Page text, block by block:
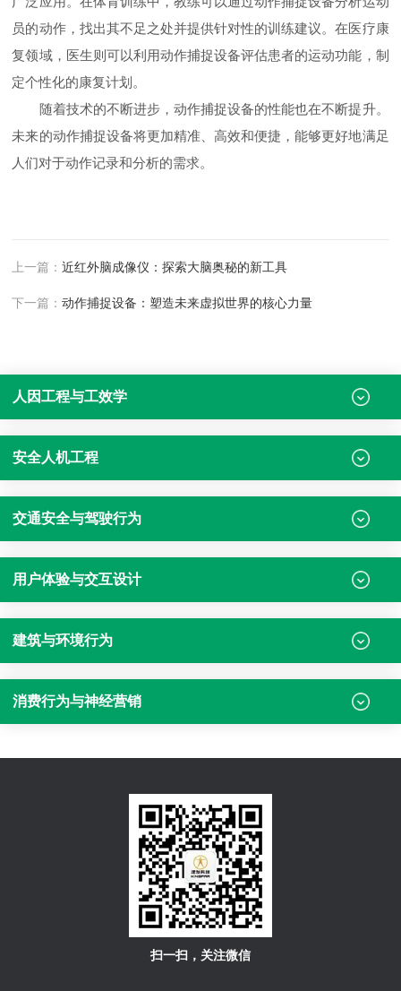
员的动作，找出其不足之处并提供针对性的训练建议。在医疗康
复领域，医生则可以利用动作捕捉设备评估患者的运动功能，制
定个性化的康复计划。
随着技术的不断进步，动作捕捉设备的性能也在不断提升。
未来的动作捕捉设备将更加精准、高效和便捷，能够更好地满足
人们对于动作记录和分析的需求。
上一篇：近红外脑成像仪：探索大脑奥秘的新工具
下一篇：动作捕捉设备：塑造未来虚拟世界的核心力量
人因工程与工效学
安全人机工程
交通安全与驾驶行为
用户体验与交互设计
建筑与环境行为
消费行为与神经营销
扫一扫，关注微信